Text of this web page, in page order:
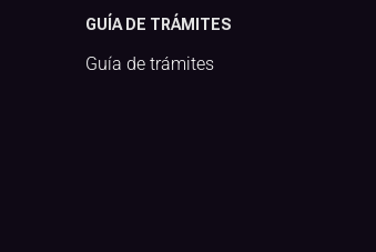
GUÍA DE TRÁMITES
Guía de trámites